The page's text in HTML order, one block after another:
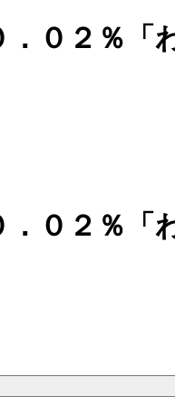
０２％「
０２％「